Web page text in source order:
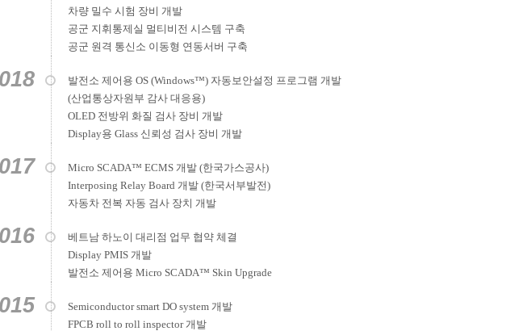
차량 밀수 시험 장비 개발
공군 지휘통제실 멀티비전 시스템 구축
공군 원격 통신소 이동형 연동서버 구축
발전소 제어용 OS (Windows™) 자동보안설정 프로그램 개발
(산업통상자원부 감사 대응용)
OLED 전방위 화질 검사 장비 개발
Display용 Glass 신뢰성 검사 장비 개발
Micro SCADA™ ECMS 개발 (한국가스공사)
Interposing Relay Board 개발 (한국서부발전)
자동차 전복 자동 검사 장치 개발
베트남 하노이 대리점 업무 협약 체결
Display PMIS 개발
발전소 제어용 Micro SCADA™ Skin Upgrade
Semiconductor smart DO system 개발
FPCB roll to roll inspector 개발